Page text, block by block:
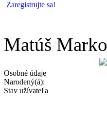
Zaregistrujte sa!
Matúš Marko
Osobné údaje
Narodený(á):
Stav užívateľa